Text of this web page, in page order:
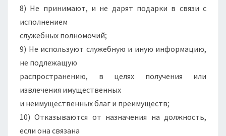
8) Не принимают, и не дарят подарки в связи с
исполнением
служебных полномочий;
9) Не используют служебную и иную информацию,
не подлежащую
распространению, в целях получения или
извлечения имущественных
и неимущественных благ и преимуществ;
10) Отказываются от назначения на должность,
если она связана